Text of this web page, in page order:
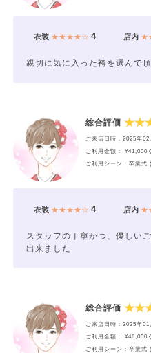
衣装★★★★☆ 4 店内
親切に気に入った袴を選んで
総合評価
ご来店日時：2025年02
ご利用金額： ¥41,000
ご利用シーン：卒業
衣装★★★★☆ 4 店内
スタッフの丁寧かつ、優しい
出来ました
総合評価
ご来店日時：2025年01
ご利用金額： ¥46,000
ご利用シーン：卒業